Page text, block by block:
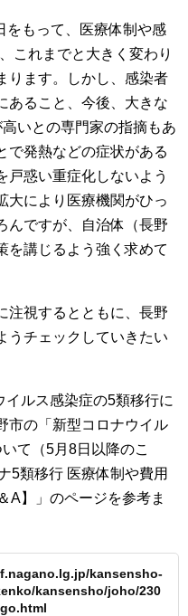
をもって、医療体制や感
これまでと大きく変わり
ります。しかし、感染者
あること、今後、大きな
いとの専門家の指摘もあ
で発熱などの症状がある
戸惑い重症化しないよう
大により医療機関がひっ
んですが、自治体（長野
を講じるよう強く求めて
注視するとともに、長野
うチェックしていきたい
ルス感染症の5類移行に
市の「新型コロナウイル
て（5月8日以降のこ
5類移行 医療体制や費用
A】」のページを参考ま
kansensho-
kansensho/joho/230